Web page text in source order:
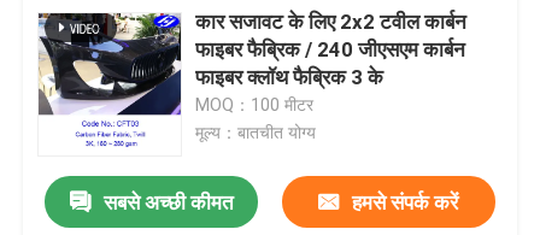
कार सजावट के लिए 2x2 टवील कार्बन
फाइबर फैब्रिक / 240 जीएसएम कार्बन
फाइबर क्लॉथ फैब्रिक 3 के
MOQ：100 मीटर
मूल्य：बातचीत योग्य
सबसे अच्छी कीमत हमसे संपर्क करें